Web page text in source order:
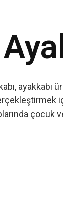
ayakkabı
çocuk